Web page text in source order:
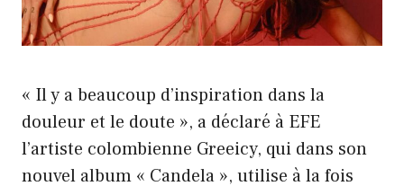
« Il y a beaucoup d’inspiration dans la
douleur et le doute », a déclaré à EFE
l’artiste colombienne Greeicy, qui dans son
nouvel album « Candela », utilise à la fois